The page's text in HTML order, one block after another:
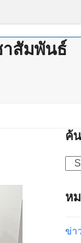
สัมพันธ์
ค้
ห
ข่า